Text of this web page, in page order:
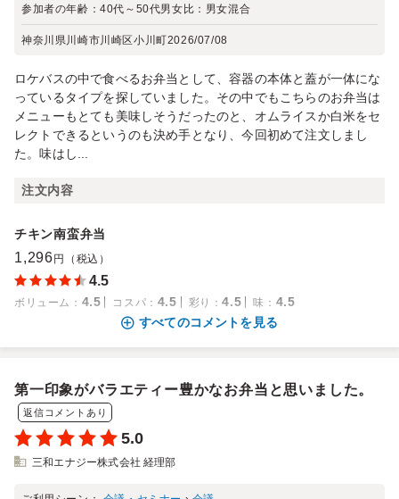
参加者の年齢：40代～50代男女比： 男女混合
神奈川県川崎市川崎区小川町2026/07/08
ロケバスの中で食べるお弁当として、容器の本体と蓋が一体にな
っているタイプを探していました。その中でもこちらのお弁当は
メニューもとても美味しそうだったのと、オムライスか白米をセ
レクトできるというのも決め手となり、今回初めて注文しまし
た。味はし...
注文内容
チキン南蛮弁当
1,296 円（税込）
4.5
ボリューム ： 4.5 コスパ ： 4.5 彩り ：4.5 味 ： 4.5
すべてのコメントを見る
第一印象がバラエティー豊かなお弁当と思いました。
返信コメントあり
5.0
三和エナジー株式会社 経理部